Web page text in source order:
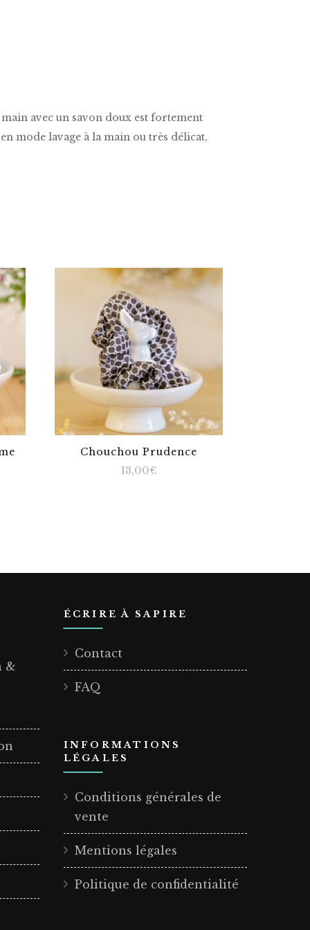
avec un savon doux est fortement
mode lavage à la main ou très délicat,
Chouchou Prudence
13,00€
&
ÉCRIRE À SAPIRE
Contact
FAQ
INFORMATIONS
LÉGALES
Conditions générales de
vente
Mentions légales
Politique de confidentialité